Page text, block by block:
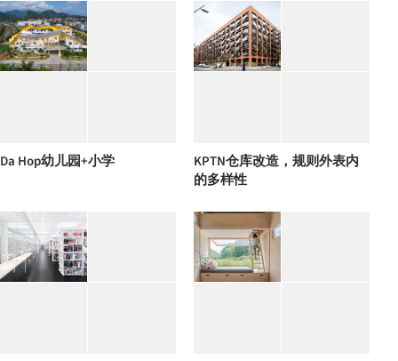
Da Hop幼儿园+小学
KPTN仓库改造，规则外表内
的多样性